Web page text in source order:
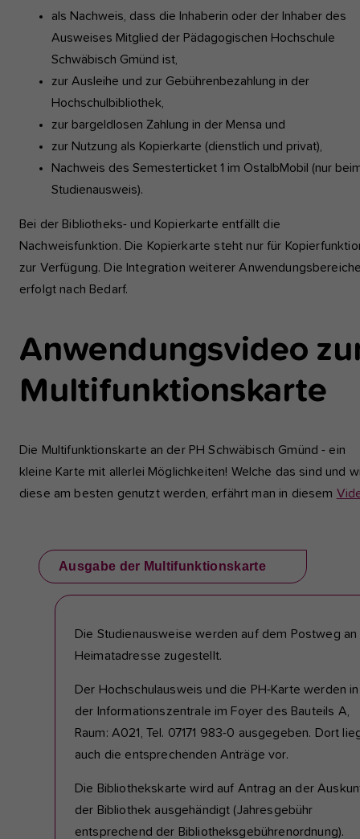
als Nachweis, dass die Inhaberin oder der Inhaber des
Ausweises Mitglied der Pädagogischen Hochschule
Schwäbisch Gmünd ist,
zur Ausleihe und zur Gebührenbezahlung in der
Hochschulbibliothek,
zur bargeldlosen Zahlung in der Mensa und
zur Nutzung als Kopierkarte (dienstlich und privat),
Nachweis des Semesterticket 1 im OstalbMobil (nur
Studienausweis).
Bei der Bibliotheks- und Kopierkarte entfällt die
Nachweisfunktion. Die Kopierkarte steht nur für
zur Verfügung. Die Integration weiterer
erfolgt nach Bedarf.
Anwendungsvideo
Multifunktionskarte
Die Multifunktionskarte an der PH Schwäbisch Gmünd - ein
kleine Karte mit allerlei Möglichkeiten! Welche das sind und
diese am besten genutzt werden, erfährt man in diesem
Ausgabe der Multifunktionskarte
Die Studienausweise werden auf dem Postweg an
Heimatadresse zugestellt.
Der Hochschulausweis und die PH-Karte werden in
der Informationszentrale im Foyer des Bauteils A,
Raum: A021, Tel. 07171 983-0 ausgegeben. Dort
auch die entsprechenden Anträge vor.
Die Bibliothekskarte wird auf Antrag an der
der Bibliothek ausgehändigt (Jahresgebühr
entsprechend der Bibliotheksgebührenordnung).